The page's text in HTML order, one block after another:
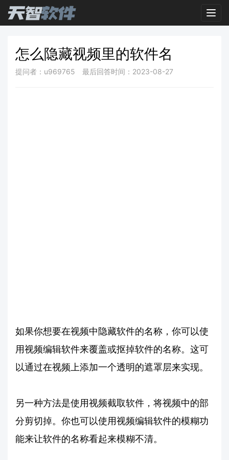
怎么隐藏视频里的软件名
提问者：u969765 最后回答时间：2023-08-27
如果你想要在视频中隐藏软件的名称，你可以使
用视频编辑软件来覆盖或抠掉软件的名称。这可
以通过在视频上添加一个透明的遮罩层来实现。
另一种方法是使用视频截取软件，将视频中的部
分剪切掉。你也可以使用视频编辑软件的模糊功
能来让软件的名称看起来模糊不清。